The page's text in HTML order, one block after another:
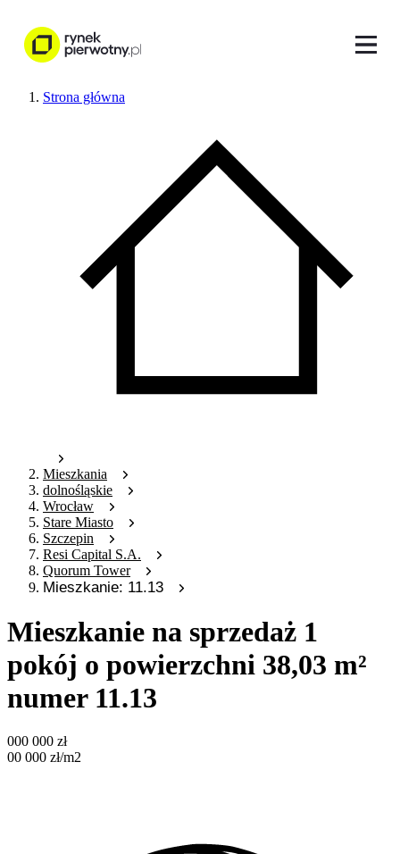
Strona główna
Mieszkania
dolnośląskie
Wrocław
Stare Miasto
Szczepin
Resi Capital S.A.
Quorum Tower
Mieszkanie: 11.13
Mieszkanie na sprzedaż 1
pokój o powierzchni 38,03 m²
numer 11.13
000 000 zł
00 000 zł/m2